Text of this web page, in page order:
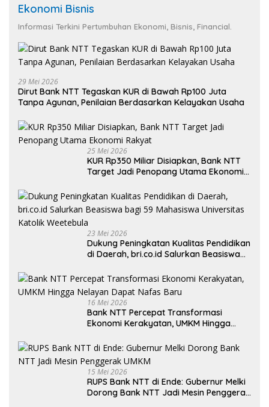
Ekonomi Bisnis
Informasi Terkini Pertumbuhan Ekonomi, Bisnis, Financial.
29 Mei 2026
Dirut Bank NTT Tegaskan KUR di Bawah Rp100 Juta
Tanpa Agunan, Penilaian Berdasarkan Kelayakan Usaha
25 Mei 2026
KUR Rp350 Miliar Disiapkan, Bank NTT
Target Jadi Penopang Utama Ekonomi
23 Mei 2026
Dukung Peningkatan Kualitas Pendidikan
di Daerah, bri.co.id Salurkan Beasiswa
Weetebula
16 Mei 2026
Bank NTT Percepat Transformasi
Ekonomi Kerakyatan, UMKM Hingga
15 Mei 2026
RUPS Bank NTT di Ende: Gubernur Melki
Dorong Bank NTT Jadi Mesin Penggerak